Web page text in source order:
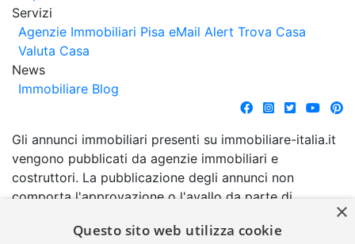
Servizi
Agenzie Immobiliari Pisa eMail Alert Trova Casa
Valuta Casa
News
Immobiliare Blog
Gli annunci immobiliari presenti su immobiliare-italia.it
vengono pubblicati da agenzie immobiliari e
costruttori. La pubblicazione degli annunci non
comporta l'approvazione o l'avallo da parte di
garanzia da parte di quest'ultima. immobiliare-italia.it
×
Questo sito web utilizza cookie